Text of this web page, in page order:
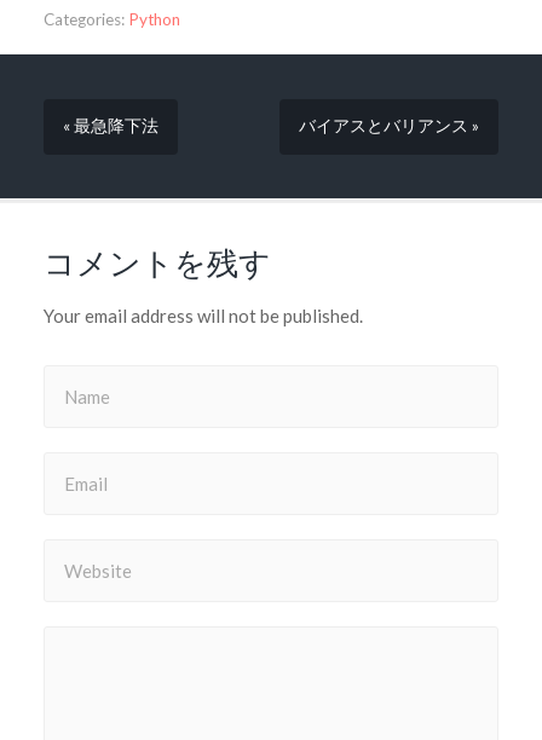
Categories: Python
« 最急降下法 バイアスとバリアンス »
コメントを残す
Your email address will not be published.